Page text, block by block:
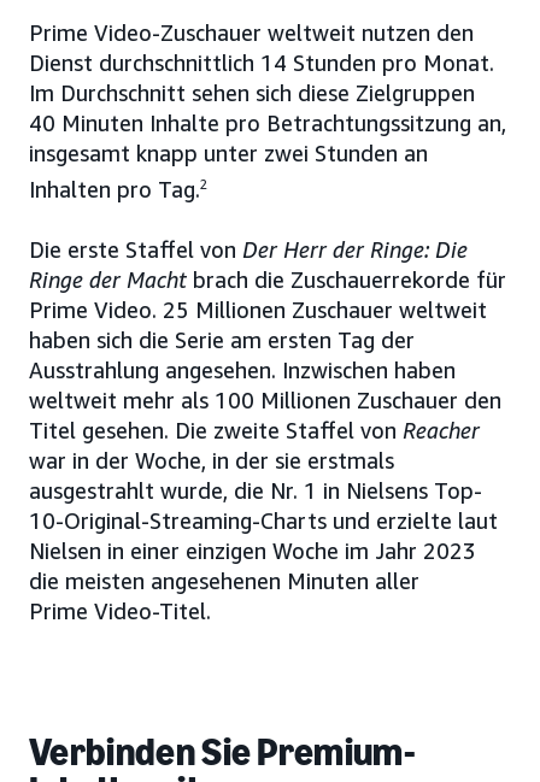
Prime Video-Zuschauer weltweit nutzen den
Dienst durchschnittlich 14 Stunden pro Monat.
Im Durchschnitt sehen sich diese Zielgruppen
40 Minuten Inhalte pro Betrachtungssitzung an,
insgesamt knapp unter zwei Stunden an
Inhalten pro Tag.2
Die erste Staffel von Der Herr der Ringe: Die
Ringe der Macht brach die Zuschauerrekorde für
Prime Video. 25 Millionen Zuschauer weltweit
haben sich die Serie am ersten Tag der
Ausstrahlung angesehen. Inzwischen haben
weltweit mehr als 100 Millionen Zuschauer den
Titel gesehen. Die zweite Staffel von Reacher
war in der Woche, in der sie erstmals
ausgestrahlt wurde, die Nr. 1 in Nielsens Top-
10-Original-Streaming-Charts und erzielte laut
Nielsen in einer einzigen Woche im Jahr 2023
die meisten angesehenen Minuten aller
Prime Video-Titel.
Verbinden Sie Premium-